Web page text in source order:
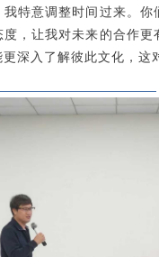
特意调整时间过来。
度，让我对未来的合作
深入了解彼此文化，这